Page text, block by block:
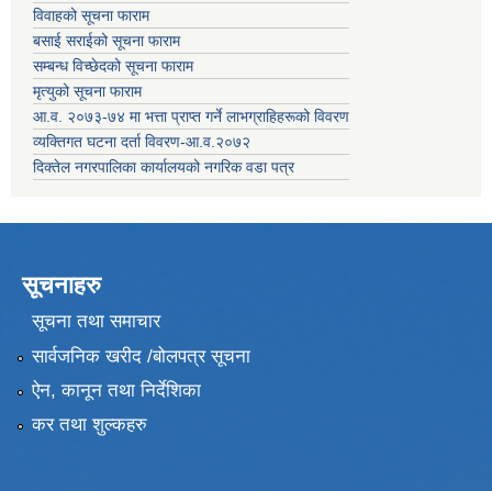
विवाहको सूचना फाराम
बसाई सराईको सूचना फाराम
सम्बन्ध विच्छेदको सूचना फाराम
मृत्युको सूचना फाराम
आ.व. २०७३-७४ मा भत्ता प्राप्त गर्ने लाभग्राहिहरूको विवरण
व्यक्तिगत घटना दर्ता विवरण-आ.व.२०७२
दिक्तेल नगरपालिका कार्यालयको नगरिक वडा पत्र
सूचनाहरु
सूचना तथा समाचार
सार्वजनिक खरीद /बोलपत्र सूचना
ऐन, कानून तथा निर्देशिका
कर तथा शुल्कहरु